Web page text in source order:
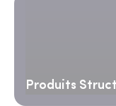
Produits